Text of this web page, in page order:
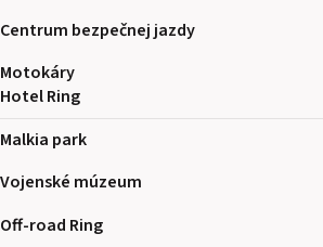
Centrum bezpečnej jazdy
Motokáry
Hotel Ring
Malkia park
Vojenské múzeum
Off-road Ring